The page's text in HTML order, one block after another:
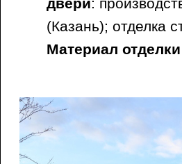
двери:
(Казань); отделка
Материал